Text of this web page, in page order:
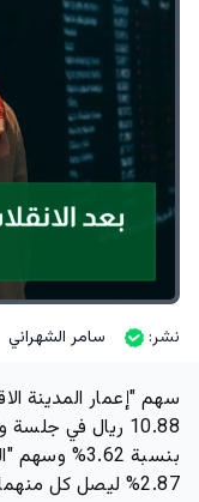
نشر: سامر الشهراني
10.88 ريال في
بنسبة
2.87% ليصل كل منهما إلى أدنى مستوى تاريخي على الإطلاق.